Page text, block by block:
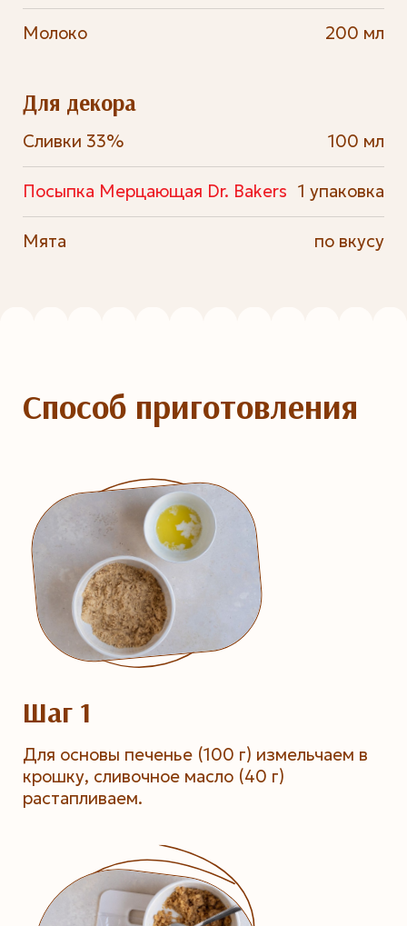
Молоко 200 мл
Для декора
Сливки 33% 100 мл
Посыпка Мерцающая Dr. Bakers 1 упаковка
Мята по вкусу
Способ приготовления
Шаг 1
Для основы печенье (100 г) измельчаем в
крошку, сливочное масло (40 г)
растапливаем.